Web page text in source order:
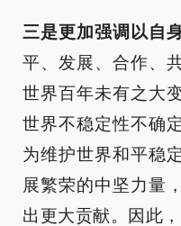
三是更加强调以自
平、发展、合作、
世界百年未有之大
世界不稳定性不确
为维护世界和平稳
展繁荣的中坚力量
出更大贡献。因此